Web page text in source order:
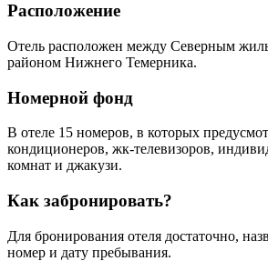
Расположение
Отель расположен между Северным
районом Нижнего Темерника.
Номерной фонд
В отеле 15 номеров, в которых
кондиционеров, жк-телевизоров,
комнат и джакузи.
Как забронировать?
Для бронирования отеля достаточно,
номер и дату пребывания.